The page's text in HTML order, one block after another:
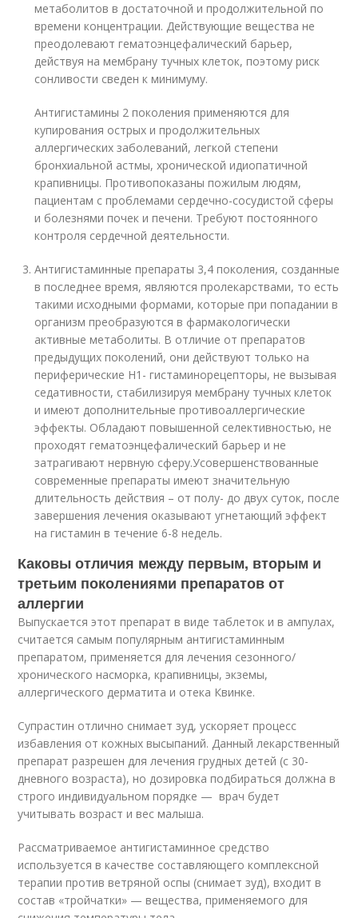
метаболитов в достаточной и продолжительной по
времени концентрации. Действующие вещества не
преодолевают гематоэнцефалический барьер,
действуя на мембрану тучных клеток, поэтому риск
сонливости сведен к минимуму.
Антигистамины 2 поколения применяются для
купирования острых и продолжительных
аллергических заболеваний, легкой степени
бронхиальной астмы, хронической идиопатичной
крапивницы. Противопоказаны пожилым людям,
пациентам с проблемами сердечно-сосудистой сферы
и болезнями почек и печени. Требуют постоянного
контроля сердечной деятельности.
Антигистаминные препараты 3,4 поколения, созданные
в последнее время, являются пролекарствами, то есть
такими исходными формами, которые при попадании в
организм преобразуются в фармакологически
активные метаболиты. В отличие от препаратов
предыдущих поколений, они действуют только на
периферические Н1- гистаминорецепторы, не вызывая
седативности, стабилизируя мембрану тучных клеток
и имеют дополнительные противоаллергические
эффекты. Обладают повышенной селективностью, не
проходят гематоэнцефалический барьер и не
затрагивают нервную сферу.Усовершенствованные
современные препараты имеют значительную
длительность действия – от полу- до двух суток, после
завершения лечения оказывают угнетающий эффект
на гистамин в течение 6-8 недель.
Каковы отличия между первым, вторым и
третьим поколениями препаратов от
аллергии
Выпускается этот препарат в виде таблеток и в ампулах,
считается самым популярным антигистаминным
препаратом, применяется для лечения сезонного/
хронического насморка, крапивницы, экземы,
аллергического дерматита и отека Квинке.
Супрастин отлично снимает зуд, ускоряет процесс
избавления от кожных высыпаний. Данный лекарственный
препарат разрешен для лечения грудных детей (с 30-
дневного возраста), но дозировка подбираться должна в
строго индивидуальном порядке — врач будет
учитывать возраст и вес малыша.
Рассматриваемое антигистаминное средство
используется в качестве составляющего комплексной
терапии против ветряной оспы (снимает зуд), входит в
состав «тройчатки» — вещества, применяемого для